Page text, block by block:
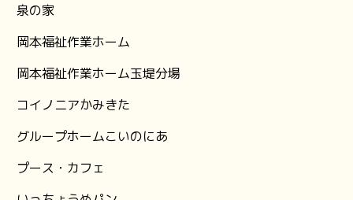
泉の家
岡本福祉作業ホーム
岡本福祉作業ホーム玉堤分場
コイノニアかみきた
グループホームこいのにあ
プース・カフェ